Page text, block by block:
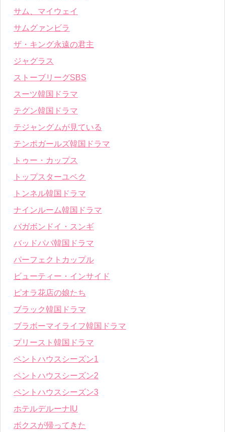
サム、マイウェイ
サムグァンビラ
ザ・キング永遠の君主
ジャグラス
ストーブリーグSBS
スーツ韓国ドラマ
テグン韓国ドラマ
テジャングムが見ている
テンポガールズ韓国ドラマ
トゥー・カップス
トップスターユベク
トンネル韓国ドラマ
ナインルーム韓国ドラマ
バガボンドイ・スンギ
バッドパパ韓国ドラマ
パーフェクトカップル
ビューティー・インサイド
ピオラ花店の娘たち
ブラック韓国ドラマ
ブラボーマイライフ韓国ドラマ
プリースト韓国ドラマ
ペントハウスシーズン1
ペントハウスシーズン2
ペントハウスシーズン3
ホテルデルーナIU
ボクスが帰ってきた